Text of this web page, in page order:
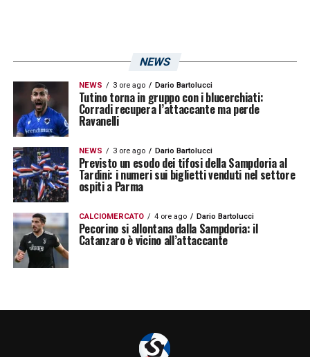
NEWS
NEWS 3 ore ago Dario Bartolucci
Tutino torna in gruppo con i blucerchiati:
Corradi recupera l’attaccante ma perde
Ravanelli
NEWS 3 ore ago Dario Bartolucci
Previsto un esodo dei tifosi della Sampdoria al
Tardini: i numeri sui biglietti venduti nel settore
ospiti a Parma
CALCIOMERCATO 4 ore ago Dario Bartolucci
Pecorino si allontana dalla Sampdoria: il
Catanzaro è vicino all’attaccante